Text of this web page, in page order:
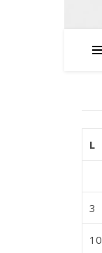
L
3
10